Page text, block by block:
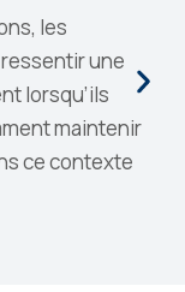
les
une
lorsqu’ils
maintenir
ce contexte